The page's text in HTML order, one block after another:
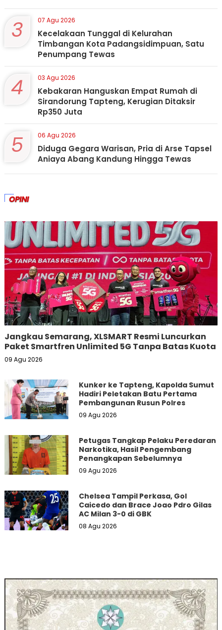
3 07 Agu 2026
Kecelakaan Tunggal di Kelurahan
Timbangan Kota Padangsidimpuan, Satu
Penumpang Tewas
4 03 Agu 2026
Kebakaran Hanguskan Empat Rumah di
Sirandorung Tapteng, Kerugian Ditaksir
Rp350 Juta
5 06 Agu 2026
Diduga Gegara Warisan, Pria di Arse Tapsel
Aniaya Abang Kandung Hingga Tewas
OPINI
Jangkau Semarang, XLSMART Resmi Luncurkan
Paket Smartfren Unlimited 5G Tanpa Batas Kuota
09 Agu 2026
Kunker ke Tapteng, Kapolda Sumut
Hadiri Peletakan Batu Pertama
Pembangunan Rusun Polres
09 Agu 2026
Petugas Tangkap Pelaku Peredaran
Narkotika, Hasil Pengembang
Penangkapan Sebelumnya
09 Agu 2026
Chelsea Tampil Perkasa, Gol
Caicedo dan Brace Joao Pdro Gilas
AC Milan 3-0 di GBK
08 Agu 2026